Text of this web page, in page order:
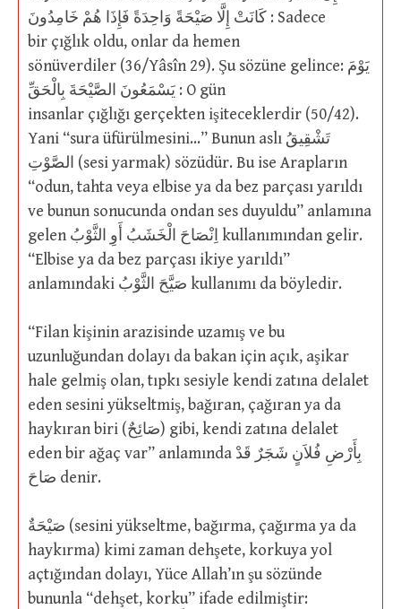
كَانَتْ إِلَّا صَيْحَةً وَاحِدَةً فَإِذَا هُمْ خَامِدُونَ : Sadece
bir çığlık oldu, onlar da hemen
sönüverdiler (36/Yâsîn 29). Şu sözüne gelince: يَوْمَ
يَسْمَعُونَ الصَّيْحَةَ بِالْحَقِّ : O gün
insanlar çığlığı gerçekten işiteceklerdir (50/42).
Yani “sura üfürülmesini…” Bunun aslı تَشْقِيقُ
الصَّوْتِ (sesi yarmak) sözüdür. Bu ise Arapların
“odun, tahta veya elbise ya da bez parçası yarıldı
ve bunun sonucunda ondan ses duyuldu” anlamına
gelen اِنْصَاحَ الْخَشَبُ أَوِ الثَّوْبُ kullanımından gelir.
“Elbise ya da bez parçası ikiye yarıldı”
anlamındaki صَيَّحَ الثَّوْبُ kullanımı da böyledir.
“Filan kişinin arazisinde uzamış ve bu
uzunluğundan dolayı da bakan için açık, aşikar
hale gelmiş olan, tıpkı sesiyle kendi zatına delalet
eden sesini yükseltmiş, bağıran, çağıran ya da
haykıran biri (صَائِحٌ) gibi, kendi zatına delalet
eden bir ağaç var” anlamında بِأَرْضِ فُلاَنٍ شَجَرٌ قَدْ
صَاحَ denir.
صَيْحَةٌ (sesini yükseltme, bağırma, çağırma ya da
haykırma) kimi zaman dehşete, korkuya yol
açtığından dolayı, Yüce Allah’ın şu sözünde
bununla “dehşet, korku” ifade edilmiştir: